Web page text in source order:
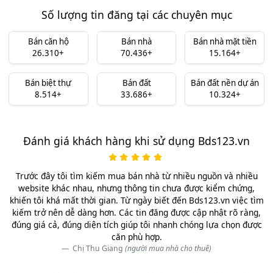
Số lượng tin đăng tại các chuyên mục
Bán căn hộ
26.310+
Bán nhà
70.436+
Bán nhà mặt tiền
15.164+
Bán biệt thự
8.514+
Bán đất
33.686+
Bán đất nền dự án
10.324+
Đánh giá khách hàng khi sử dụng Bds123.vn
Trước đây tôi tìm kiếm mua bán nhà từ nhiều nguồn và nhiều
website khác nhau, nhưng thông tin chưa được kiểm chứng,
khiến tôi khá mất thời gian. Từ ngày biết đến Bds123.vn việc tìm
kiếm trở nên dễ dàng hơn. Các tin đăng được cập nhật rõ ràng,
đúng giá cả, đúng diện tích giúp tôi nhanh chóng lựa chọn được
căn phù hợp.
Chị Thu Giang (người mua nhà cho thuê)